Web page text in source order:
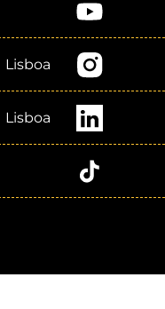
Lisboa
Lisboa